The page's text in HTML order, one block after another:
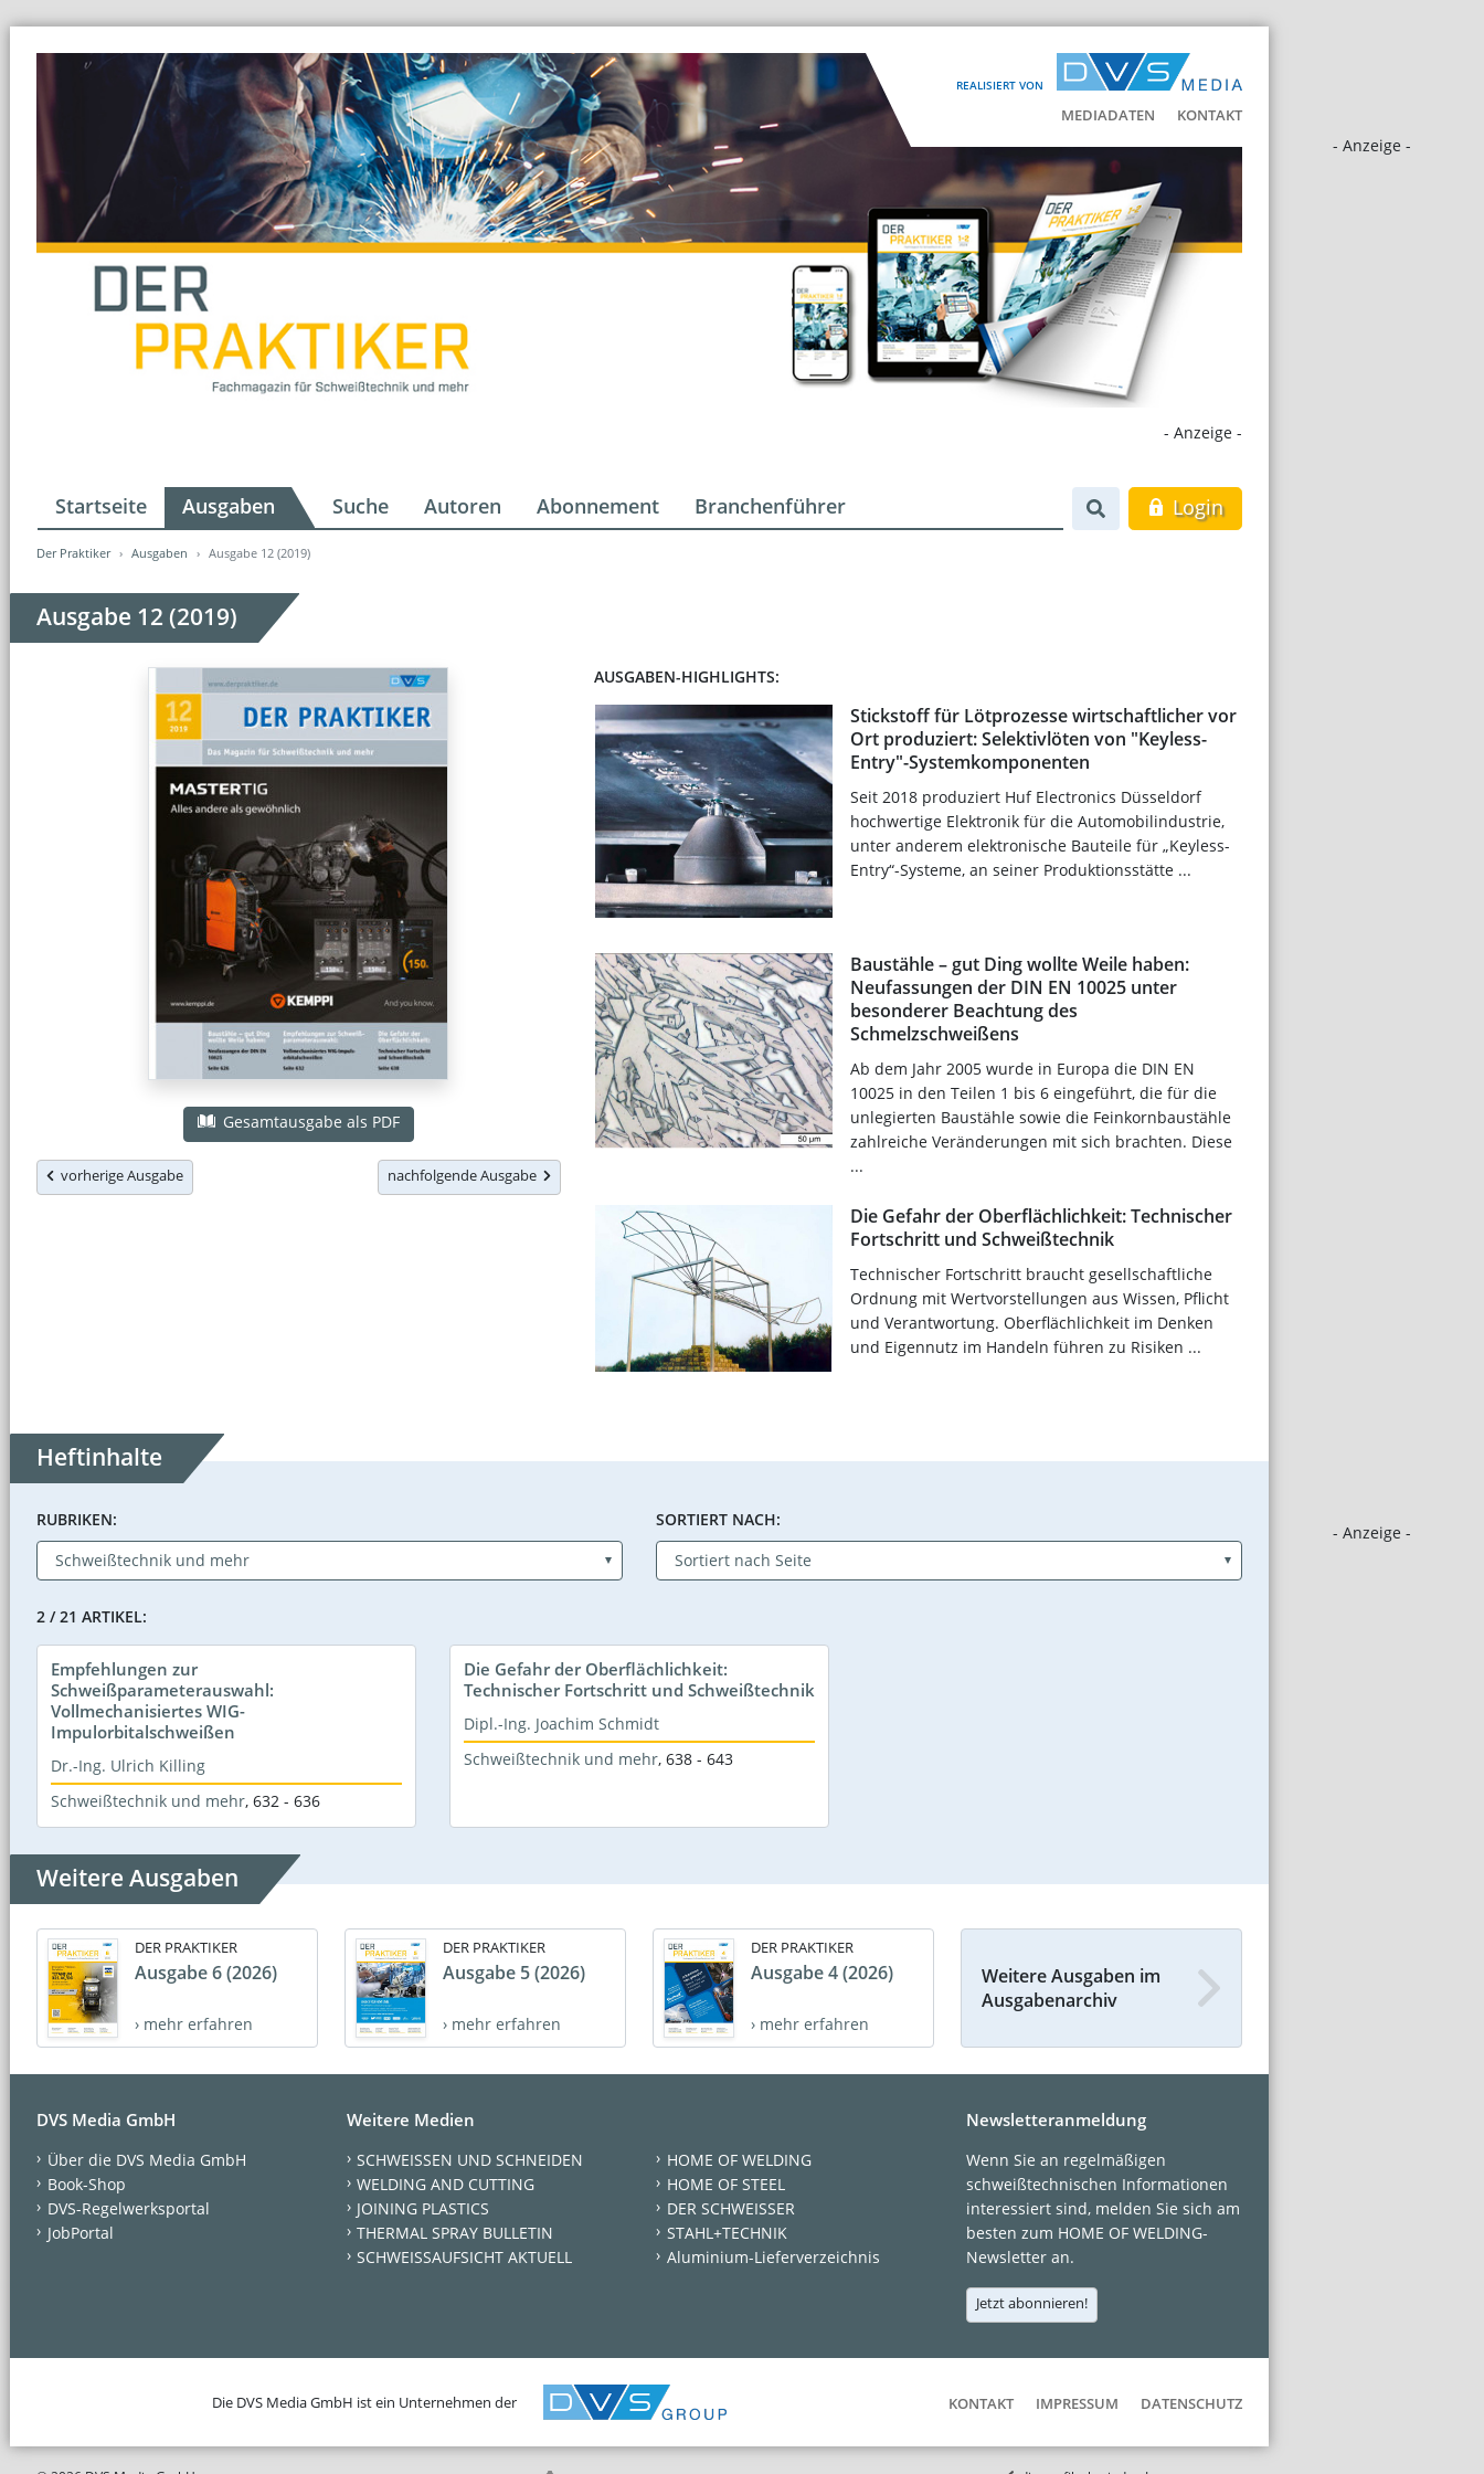
REALISIERT VON
MEDIADATEN KONTAKT
- Anzeige -
- Anzeige -
- Anzeige -
Startseite Ausgaben Suche Autoren Abonnement Branchenführer Login
Der Praktiker Ausgaben Ausgabe 12 (2019)
Ausgabe 12 (2019)
Gesamtausgabe als PDF
vorherige Ausgabe nachfolgende Ausgabe
AUSGABEN-HIGHLIGHTS:
Stickstoff für Lötprozesse wirtschaftlicher vor
Ort produziert: Selektivlöten von "Keyless-
Entry"-Systemkomponenten
Seit 2018 produziert Huf Electronics Düsseldorf
hochwertige Elektronik für die Automobilindustrie,
unter anderem elektronische Bauteile für „Keyless-
Entry“-Systeme, an seiner Produktionsstätte ...
Baustähle – gut Ding wollte Weile haben:
Neufassungen der DIN EN 10025 unter
besonderer Beachtung des
Schmelzschweißens
Ab dem Jahr 2005 wurde in Europa die DIN EN
10025 in den Teilen 1 bis 6 eingeführt, die für die
unlegierten Baustähle sowie die Feinkornbaustähle
zahlreiche Veränderungen mit sich brachten. Diese
...
Die Gefahr der Oberflächlichkeit: Technischer
Fortschritt und Schweißtechnik
Technischer Fortschritt braucht gesellschaftliche
Ordnung mit Wertvorstellungen aus Wissen, Pflicht
und Verantwortung. Oberflächlichkeit im Denken
und Eigennutz im Handeln führen zu Risiken ...
Heftinhalte
RUBRIKEN: SORTIERT NACH:
2 / 21 ARTIKEL:
Empfehlungen zur
Schweißparameterauswahl:
Vollmechanisiertes WIG-
Impulorbitalschweißen
Dr.-Ing. Ulrich Killing
Schweißtechnik und mehr, 632 - 636
Die Gefahr der Oberflächlichkeit:
Technischer Fortschritt und Schweißtechnik
Dipl.-Ing. Joachim Schmidt
Schweißtechnik und mehr, 638 - 643
Weitere Ausgaben
DER PRAKTIKER
Ausgabe 6 (2026)
› mehr erfahren
DER PRAKTIKER
Ausgabe 5 (2026)
› mehr erfahren
DER PRAKTIKER
Ausgabe 4 (2026)
› mehr erfahren
Weitere Ausgaben im
Ausgabenarchiv
DVS Media GmbH
Über die DVS Media GmbH
Book-Shop
DVS-Regelwerksportal
JobPortal
Weitere Medien
SCHWEISSEN UND SCHNEIDEN
WELDING AND CUTTING
JOINING PLASTICS
THERMAL SPRAY BULLETIN
SCHWEISSAUFSICHT AKTUELL
HOME OF WELDING
HOME OF STEEL
DER SCHWEISSER
STAHL+TECHNIK
Aluminium-Lieferverzeichnis
Newsletteranmeldung
Wenn Sie an regelmäßigen
schweißtechnischen Informationen
interessiert sind, melden Sie sich am
besten zum HOME OF WELDING-
Newsletter an.
Jetzt abonnieren!
Die DVS Media GmbH ist ein Unternehmen der KONTAKT IMPRESSUM DATENSCHUTZ